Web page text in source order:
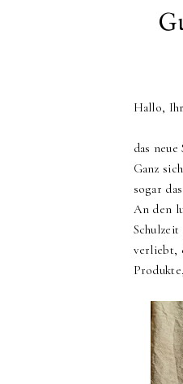
Hallo,
das
Ganz
sogar
An den
verliebt,